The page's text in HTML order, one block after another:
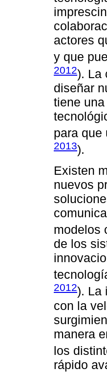
actores
y que
2012). La
diseñar
tiene
para que
2013).
Existen
nuevos
modelos
de los
2012). La
con la
manera
los
rápido